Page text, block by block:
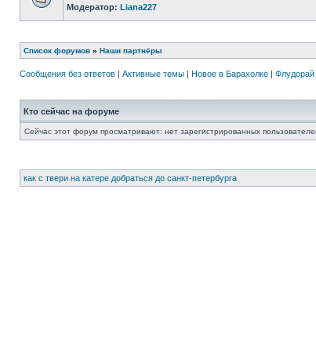
Модератор: Liana227
Список форумов » Наши партнёры
Сообщения без ответов | Активные темы | Новое в Барахолке | Флудорай
Кто сейчас на форуме
Сейчас этот форум просматривают: нет зарегистрированных
как с твери на катере добраться до санкт-петербурга